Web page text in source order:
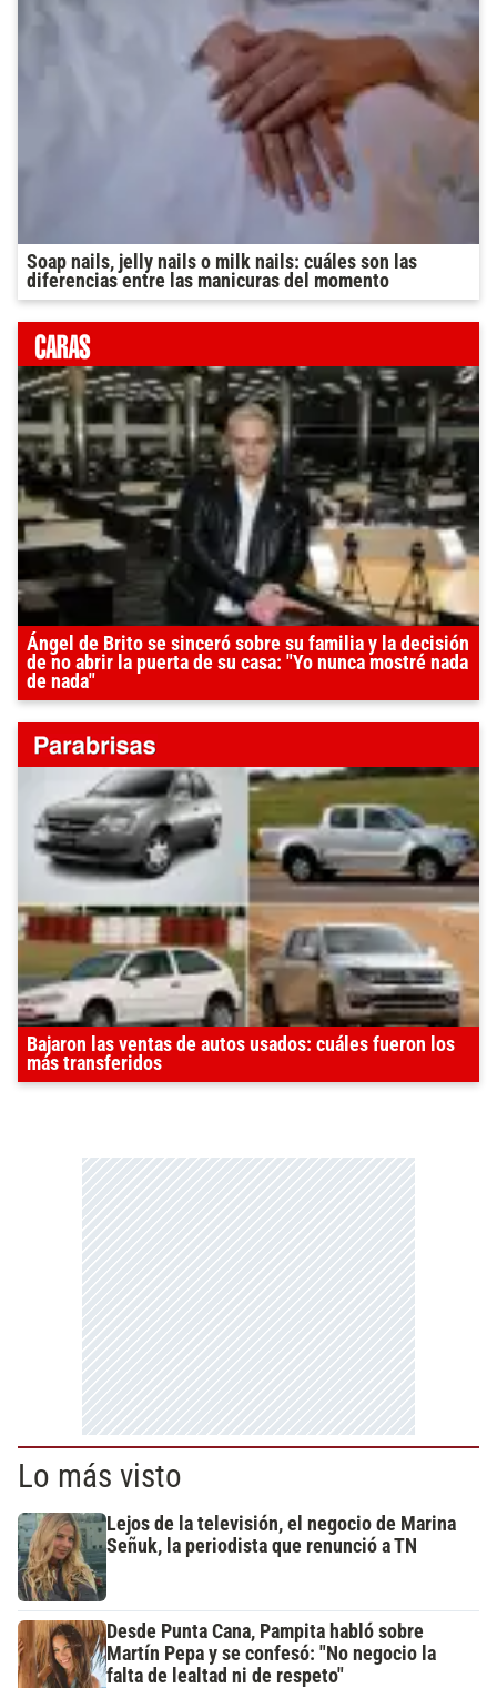
Soap nails, jelly nails o milk nails: cuáles son las
diferencias entre las manicuras del momento
Ángel de Brito se sinceró sobre su familia y la decisión
de no abrir la puerta de su casa: "Yo nunca mostré nada
de nada"
Bajaron las ventas de autos usados: cuáles fueron los
más transferidos
Lo más visto
Lejos de la televisión, el negocio de Marina
Señuk, la periodista que renunció a TN
Desde Punta Cana, Pampita habló sobre
Martín Pepa y se confesó: "No negocio la
falta de lealtad ni de respeto"